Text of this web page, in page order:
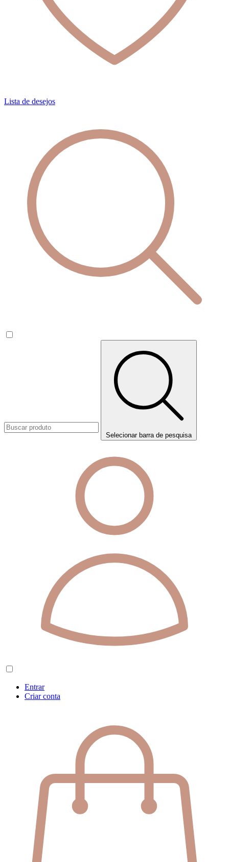
Lista de desejos
Selecionar barra de pesquisa
Entrar
Criar conta